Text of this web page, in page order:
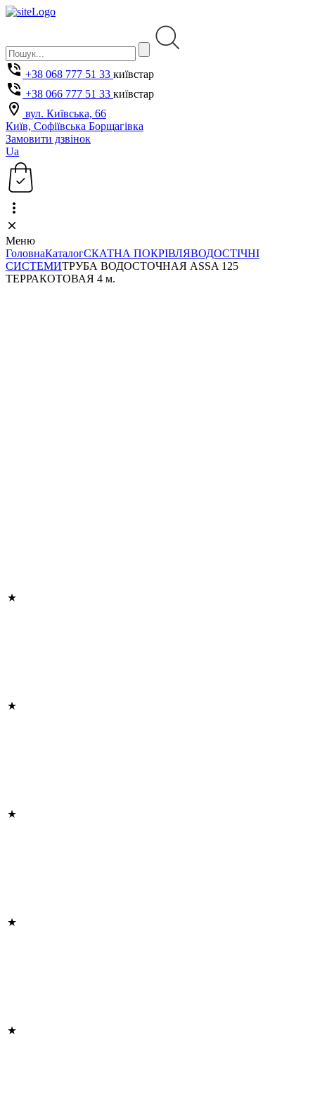
+38 068 777 51 33 київстар
+38 066 777 51 33 київстар
вул. Київська, 66
Київ, Софіївська Борщагівка
Замовити дзвінок
Ua
Меню
ГоловнаКаталогСКАТНА ПОКРІВЛЯВОДОСТІЧНІ
СИСТЕМИТРУБА ВОДОСТОЧНАЯ ASSA 125
ТЕРРАКОТОВАЯ 4 м.